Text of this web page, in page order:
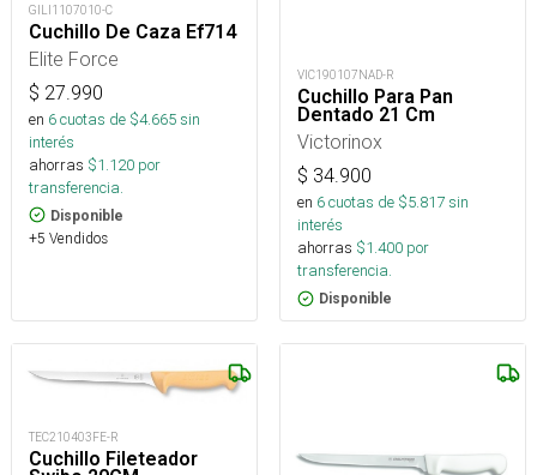
GILI1107010-C
Cuchillo De Caza Ef714
Elite Force
$ 27.990
en 6cuotas de $4.665sin
interés
ahorras $1.120 por
transferencia.
Disponible
+5 Vendidos
VIC190107NAD-R
Cuchillo Para Pan
Dentado 21 Cm
Victorinox
$ 34.900
en 6cuotas de $5.817sin
interés
ahorras $1.400 por
transferencia.
Disponible
TEC210403FE-R
Cuchillo Fileteador